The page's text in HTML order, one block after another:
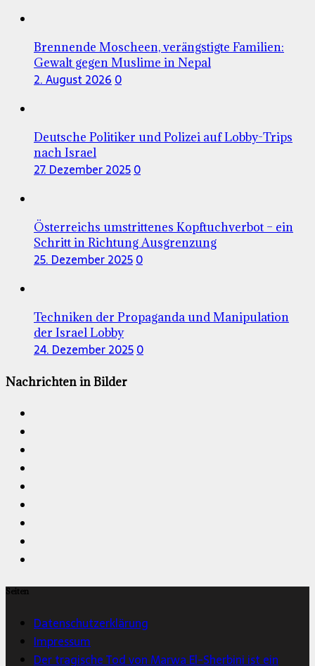
Brennende Moscheen, verängstigte Familien:
Gewalt gegen Muslime in Nepal
2. August 20260
Deutsche Politiker und Polizei auf Lobby-Trips
nach Israel
27. Dezember 20250
Österreichs umstrittenes Kopftuchverbot – ein
Schritt in Richtung Ausgrenzung
25. Dezember 20250
Techniken der Propaganda und Manipulation
der Israel Lobby
24. Dezember 20250
Nachrichten in Bilder
Seiten
Datenschutzerklärung
Impressum
Der tragische Tod von Marwa El-Sherbini ist ein